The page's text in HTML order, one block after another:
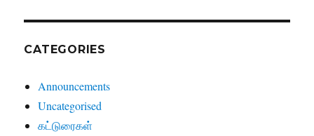
CATEGORIES
Announcements
Uncategorised
கட்டுரைகள்